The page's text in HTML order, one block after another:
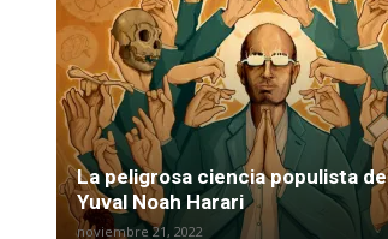
La peligrosa ciencia populista de
Yuval Noah Harari
noviembre 21, 2022